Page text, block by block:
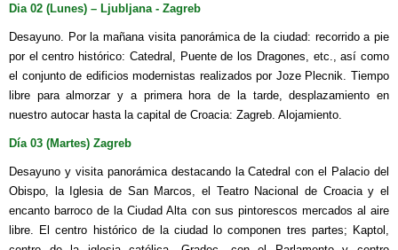
Dia 02 (Lunes) – Ljubljana - Zagreb
Desayuno. Por la mañana visita panorámica de la ciudad: recorrido a pie
por el centro histórico: Catedral, Puente de los Dragones, etc., así como
el conjunto de edificios modernistas realizados por Joze Plecnik. Tiempo
libre para almorzar y a primera hora de la tarde, desplazamiento en
nuestro autocar hasta la capital de Croacia: Zagreb. Alojamiento.
Día 03 (Martes) Zagreb
Desayuno y visita panorámica destacando la Catedral con el Palacio del
Obispo, la Iglesia de San Marcos, el Teatro Nacional de Croacia y el
encanto barroco de la Ciudad Alta con sus pintorescos mercados al aire
libre. El centro histórico de la ciudad lo componen tres partes; Kaptol,